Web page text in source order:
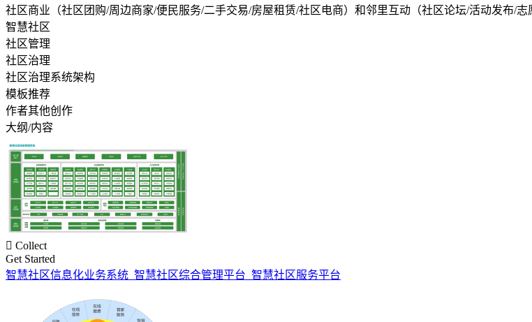
社区商业（社区团购/周边商家/便民服务/二手交易/房屋租赁/社区电商）和邻里互动（社区论坛/活动发布/
智慧社区
社区管理
社区治理
社区治理系统架构
模板推荐
作者其他创作
大纲/内容
 Collect
Get Started
智慧社区信息化业务系统_智慧社区综合管理平台_智慧社区服务平台